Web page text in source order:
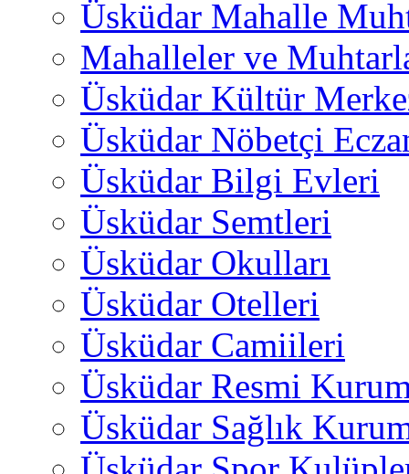
Üsküdar Mahalle
Mahalleler ve
Üsküdar Kültür
Üsküdar Nöbetçi
Üsküdar Bilgi Evleri
Üsküdar Semtleri
Üsküdar Okulları
Üsküdar Otelleri
Üsküdar Camiileri
Üsküdar Resmi
Üsküdar Sağlık